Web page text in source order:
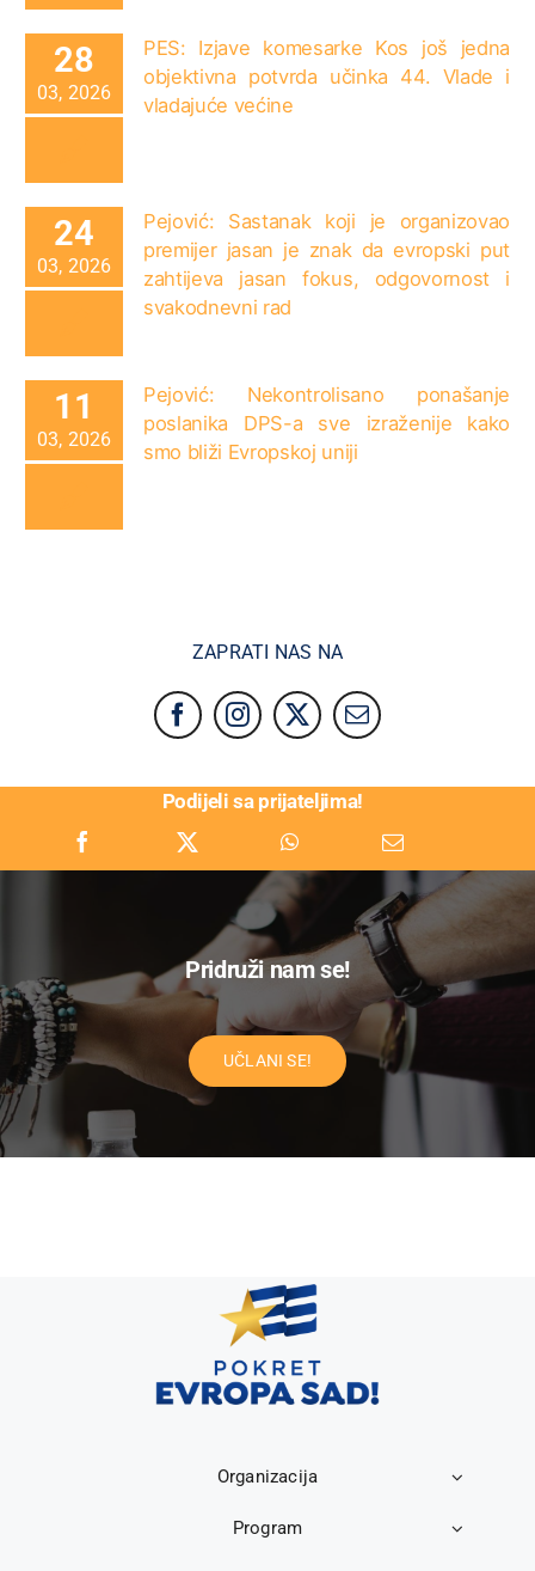
28
03, 2026
PES: Izjave komesarke Kos još jedna
objektivna potvrda učinka 44. Vlade i
vladajuće većine
24
03, 2026
Pejović: Sastanak koji je organizovao
premijer jasan je znak da evropski put
zahtijeva jasan fokus, odgovornost i
svakodnevni rad
11
03, 2026
Pejović: Nekontrolisano ponašanje
poslanika DPS-a sve izraženije kako
smo bliži Evropskoj uniji
ZAPRATI NAS NA
Podijeli sa prijateljima!
Pridruži nam se!
UČLANI SE!
Organizacija
Program